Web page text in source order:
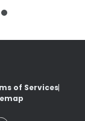
of Services